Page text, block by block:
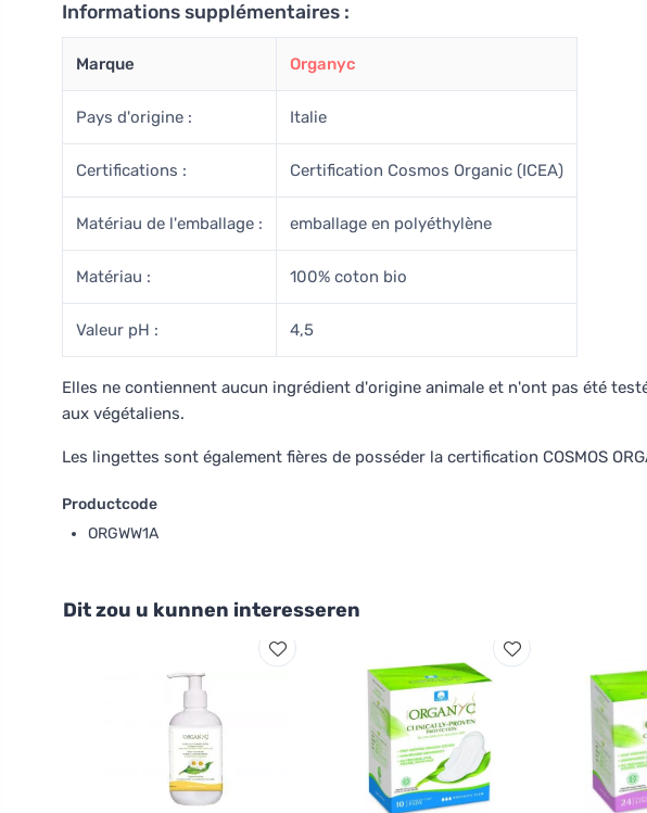
Informations supplémentaires :
Marque Organyc
Pays d'origine : Italie
Certifications : Certification Cosmos Organic (ICEA)
Matériau de l'emballage : emballage en polyéthylène
Matériau : 100% coton bio
Valeur pH : 4,5
Elles ne contiennent aucun ingrédient d'origine animale et n'ont pas été
aux végétaliens.
Les lingettes sont également fières de posséder la certification COSMOS
Productcode
ORGWW1A
Dit zou u kunnen interesseren